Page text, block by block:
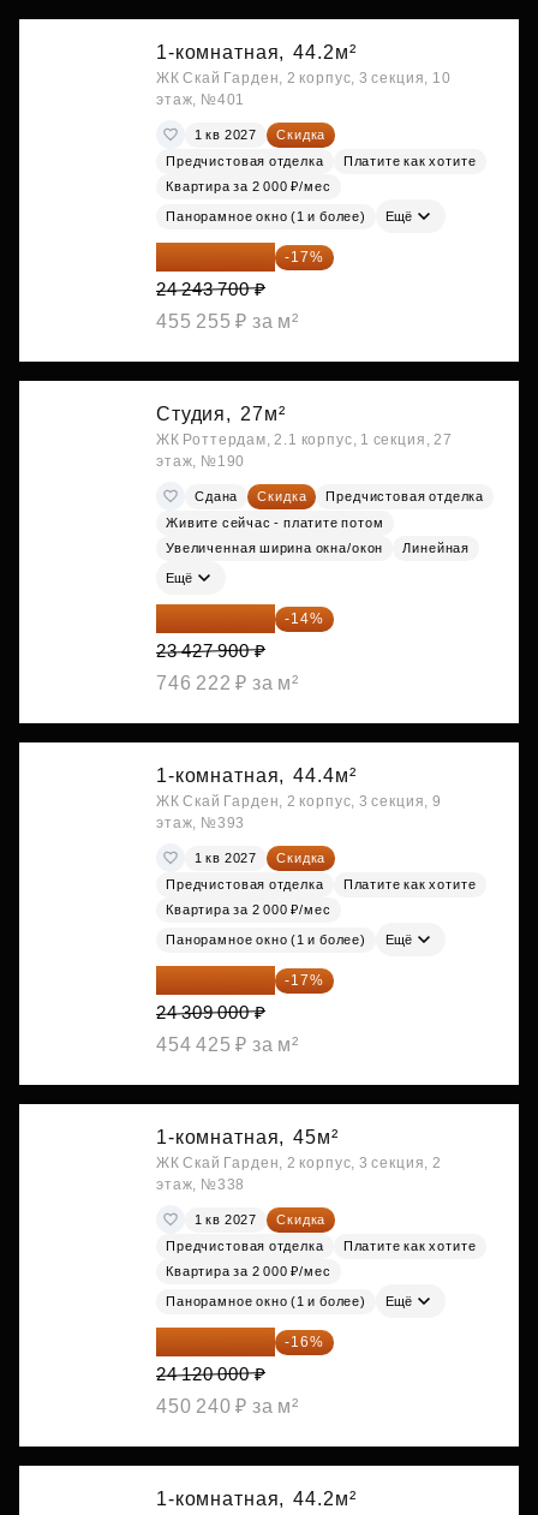
1-комнатная, 44.2м²
ЖК Скай Гарден, 2 корпус, 3 секция, 10
этаж, №401
1 кв 2027
Скидка
Предчистовая отделка
Платите как хотите
Квартира за 2 000 ₽/мес
Панорамное окно (1 и более) Ещё
20 122 271 ₽ -17%
24 243 700 ₽
455 255 ₽ за м²
Студия, 27м²
ЖК Роттердам, 2.1 корпус, 1 секция, 27
этаж, №190
Сдана Скидка
Предчистовая отделка
Живите сейчас - платите потом
Увеличенная ширина окна/окон
Линейная
Ещё
20 147 994 ₽ -14%
23 427 900 ₽
746 222 ₽ за м²
1-комнатная, 44.4м²
ЖК Скай Гарден, 2 корпус, 3 секция, 9
этаж, №393
1 кв 2027
Скидка
Предчистовая отделка
Платите как хотите
Квартира за 2 000 ₽/мес
Панорамное окно (1 и более) Ещё
20 176 470 ₽ -17%
24 309 000 ₽
454 425 ₽ за м²
1-комнатная, 45м²
ЖК Скай Гарден, 2 корпус, 3 секция, 2
этаж, №338
1 кв 2027
Скидка
Предчистовая отделка
Платите как хотите
Квартира за 2 000 ₽/мес
Панорамное окно (1 и более) Ещё
20 260 800 ₽ -16%
24 120 000 ₽
450 240 ₽ за м²
1-комнатная, 44.2м²